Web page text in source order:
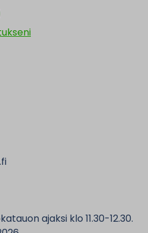
ajaksi klo 11.30-12.30.